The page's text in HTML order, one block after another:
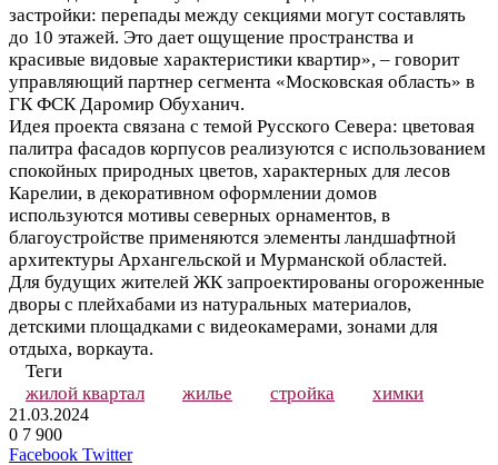
застройки: перепады между секциями могут составлять
до 10 этажей. Это дает ощущение пространства и
красивые видовые характеристики квартир», – говорит
управляющий партнер сегмента «Московская область» в
ГК ФСК Даромир Обуханич.
Идея проекта связана с темой Русского Севера: цветовая
палитра фасадов корпусов реализуются с использованием
спокойных природных цветов, характерных для лесов
Карелии, в декоративном оформлении домов
используются мотивы северных орнаментов, в
благоустройстве применяются элементы ландшафтной
архитектуры Архангельской и Мурманской областей.
Для будущих жителей ЖК запроектированы огороженные
дворы с плейхабами из натуральных материалов,
детскими площадками с видеокамерами, зонами для
отдыха, воркаута.
Теги
жилой квартал
жилье стройка химки
21.03.2024
0 7 900
Facebook TwitterLinkedIn
Tumblr
Reddit
Вконтакте
Одноклассники
Skype
Messenger
Messenger
WhatsApp
Telegram
Viber
Line
Поделиться
Печатать